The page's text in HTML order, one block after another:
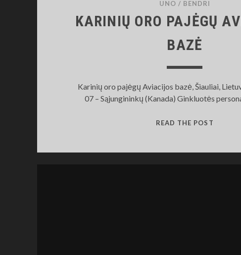
UNO / BENDRI
KARINIŲ ORO PAJĖGŲ
BAZĖ
Karinių oro pajėgų Aviacijos bazė, Šiauliai,
07 – Sąjungininkų (Kanada) Ginkluotės
READ THE POST